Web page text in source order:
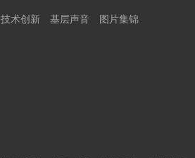
技术创新 基层声音 图片集锦